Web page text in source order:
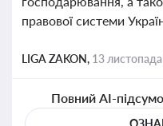
правової системи
LIGA ZAKON, 13
Повний AI-